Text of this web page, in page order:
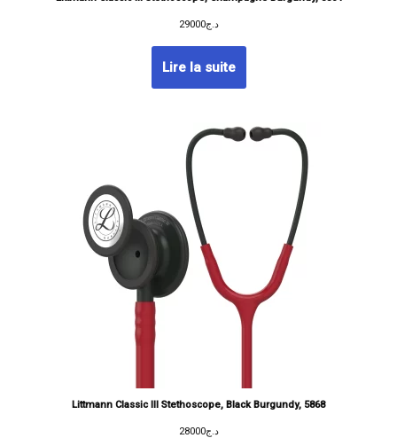
د.ج29000
Lire la suite
Littmann Classic III Stethoscope, Black Burgundy, 5868
د.ج28000